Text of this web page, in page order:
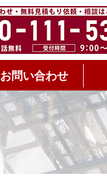
お問い合わせ